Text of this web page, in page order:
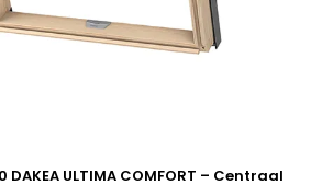
DAKEA ULTIMA COMFORT – Centraal